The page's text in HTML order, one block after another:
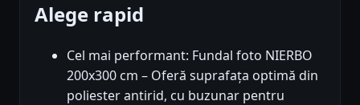
Alege rapid
Cel mai performant: Fundal foto NIERBO
200x300 cm – Oferă suprafața optimă din
poliester antirid, cu buzunar pentru